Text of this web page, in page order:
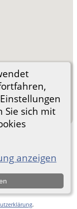
Sie sich mit
anzeigen
Sitebuilding
2026.
.